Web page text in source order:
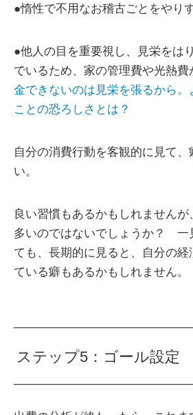
●惰性で不用なお稽古ごとをやり
●他人の目を重要視し、見栄をは
でいるため、家の管理費や光熱
金できないのは見栄を張るから。
ことの恐ろしさとは？
自分の消費行動を客観的に見て、
い。
良い習慣もあるかもしれません
多いのではないでしょうか？ 一
ても、長期的に見ると、自分の経
ている癖もあるかもしれません。
ステップ5：ゴール設定